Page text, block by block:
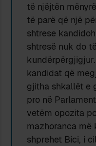
të njëjtën
të parë që një
shtrese
shtresë nuk do
kandidat që
gjitha shkallët e
pro në
vetëm opozita
mazhoranca më
shprehet Bici, i